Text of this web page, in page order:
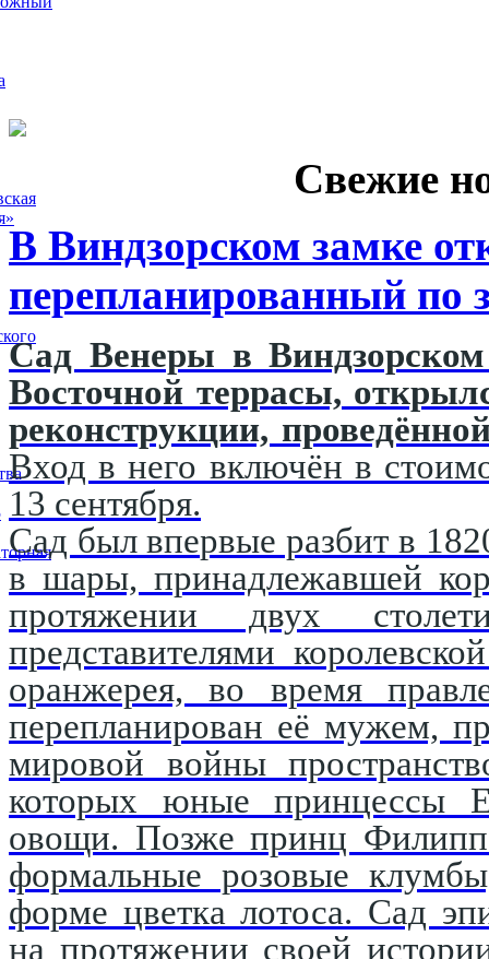
Свежие
В Виндзорском замке
перепланированный
Сад Венеры в
Восточной террасы,
реконструкции,
Вход в него включён в
13 сентября.
Сад был впервые разбит в
в шары, принадлежавшей
протяжении двух
представителями
оранжерея, во время
перепланирован её мужем,
мировой войны
которых юные принцессы
овощи. Позже принц Филипп
формальные розовые
форме цветка лотоса. Сад
на протяжении своей